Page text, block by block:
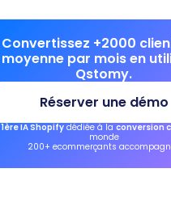
Convertissez +2000
moyenne par mois en
Qstomy.
Réserver une démo
1ère IA Shopify dédiée à la conversion
monde
200+ ecommerçants